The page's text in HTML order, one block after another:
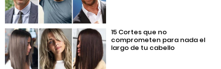
15 Cortes que no
comprometen para nada el
largo de tu cabello